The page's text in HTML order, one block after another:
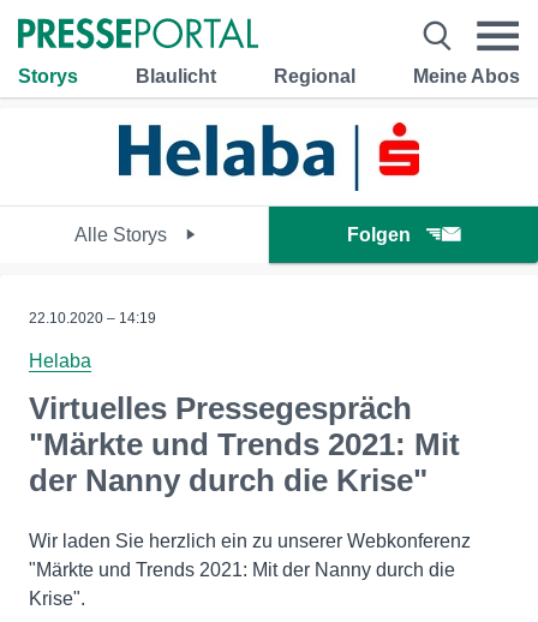
Storys Blaulicht Regional Meine Abos
Alle Storys Folgen
22.10.2020 – 14:19
Helaba
Virtuelles Pressegespräch
"Märkte und Trends 2021: Mit
der Nanny durch die Krise"
Wir laden Sie herzlich ein zu unserer Webkonferenz
"Märkte und Trends 2021: Mit der Nanny durch die
Krise".